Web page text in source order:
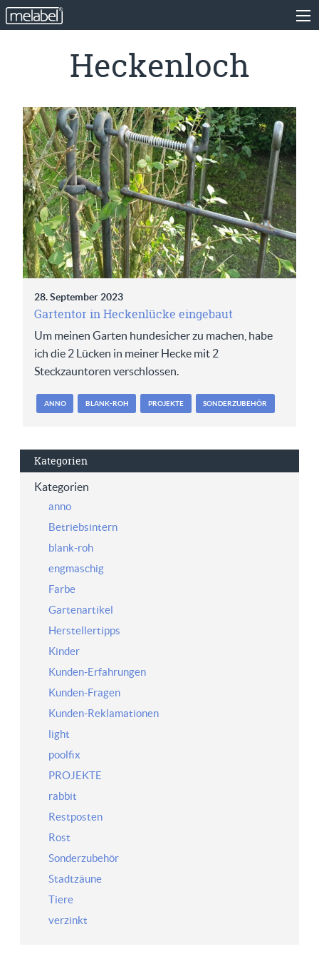
Heckenloch
28. September 2023
Gartentor in Heckenlücke eingebaut
Um meinen Garten hundesicher zu machen, habe
ich die 2 Lücken in meiner Hecke mit 2
Steckzauntoren verschlossen.
ANNO BLANK-ROH PROJEKTE SONDERZUBEHÖR
Kategorien
Kategorien
anno
Betriebsintern
blank-roh
engmaschig
Farbe
Gartenartikel
Herstellertipps
Kinder
Kunden-Erfahrungen
Kunden-Fragen
Kunden-Reklamationen
light
poolfix
PROJEKTE
rabbit
Restposten
Rost
Sonderzubehör
Stadtzäune
Tiere
verzinkt